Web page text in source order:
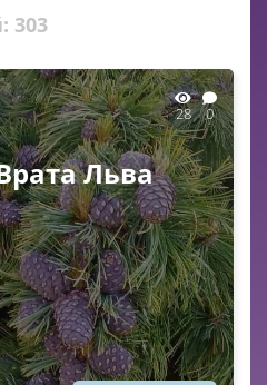
303
28 0
Льва